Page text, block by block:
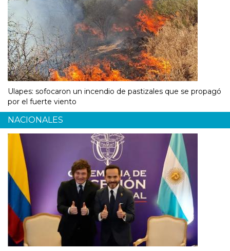
Ulapes: sofocaron un incendio de pastizales que se propagó
por el fuerte viento
NACIONALES